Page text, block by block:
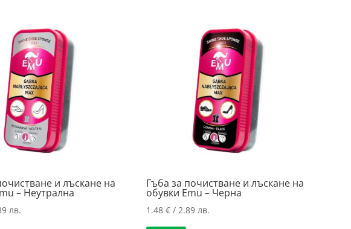
и лъскане на
– Неутрална
лв.
Гъба за почистване и лъскане на
обувки Emu – Черна
1.48€ / 2.89 лв.